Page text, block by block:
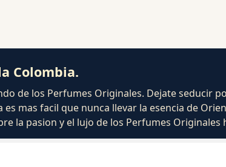
Colombia.
de los Perfumes Originales. Dejate seducir
mas facil que nunca llevar la esencia de
la pasion y el lujo de los Perfumes Originales